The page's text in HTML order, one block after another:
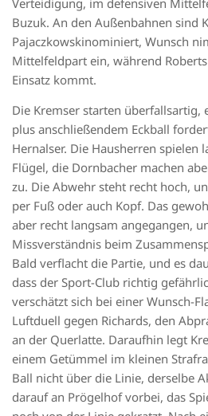
Buzuk. An den Außenbahnen sind
Pajaczkowskinominiert, Wunsch
Mittelfeldpart ein, während
Einsatz kommt.
Die Kremser starten überfallsartig,
plus anschließendem Eckball
Hernalser. Die Hausherren spielen
Flügel, die Dornbacher machen
zu. Die Abwehr steht recht hoch,
per Fuß oder auch Kopf. Das
aber recht langsam angegangen,
Missverständnis beim
Bald verflacht die Partie, und es
dass der Sport-Club richtig
verschätzt sich bei einer Wunsch-
Luftduell gegen Richards, den
an der Querlatte. Daraufhin legt
einem Getümmel im kleinen
Ball nicht über die Linie, derselbe
darauf an Prögelhofvorbei, das